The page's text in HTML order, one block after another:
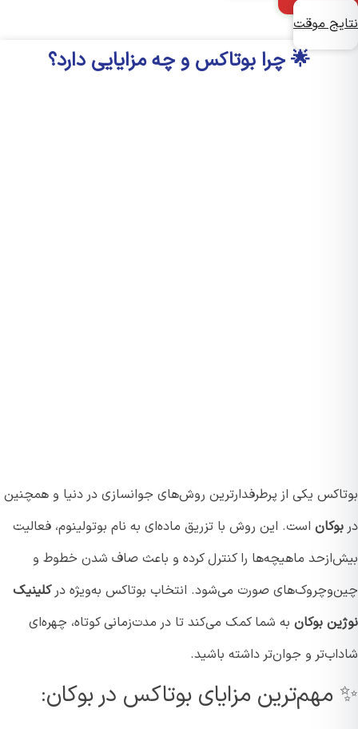
موقت
🌟 چرا بوتاکس و چه مزایایی دارد؟
یکی از پرطرفدارترین روش‌های جوانسازی در دنیا و همچنین
است. این روش با تزریق ماده‌ای به نام بوتولینوم، فعالیت
ماهیچه‌ها را کنترل کرده و باعث صاف شدن خطوط و
صورت می‌شود. انتخاب بوتاکس به‌ویژه در کلینیک
بوکانبه شما کمک می‌کند تا در مدت‌زمانی کوتاه، چهره‌ای
و جوان‌تر داشته باشید.
مهم‌ترین مزایای بوتاکس در بوکان: